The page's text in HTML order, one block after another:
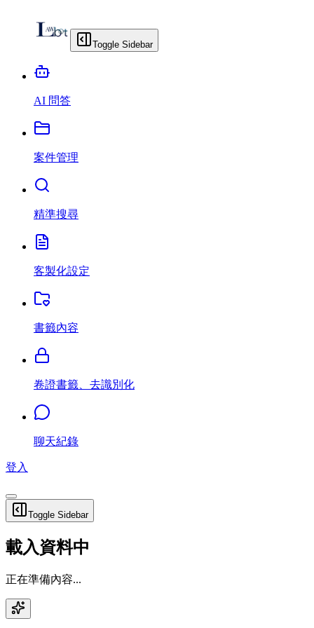
Toggle Sidebar
AI 問答
案件管理
精準搜尋
客製化設定
書籤內容
卷證書籤、去識別化
聊天紀錄
登入
Toggle Sidebar
載入資料中
正在準備內容...